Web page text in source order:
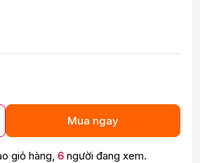
Mua ngay
giỏ hàng, 6 người đang xem.